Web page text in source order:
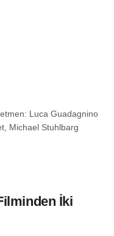
Luca Guadagnino
Michael Stuhlbarg
İki